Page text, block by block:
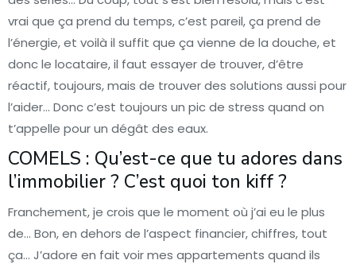
vrai que ça prend du temps, c’est pareil, ça prend de
l’énergie, et voilà il suffit que ça vienne de la douche, et
donc le locataire, il faut essayer de trouver, d’être
réactif, toujours, mais de trouver des solutions aussi pour
l’aider… Donc c’est toujours un pic de stress quand on
t’appelle pour un dégât des eaux.
COMELS : Qu’est-ce que tu adores dans
l’immobilier ? C’est quoi ton kiff ?
Franchement, je crois que le moment où j’ai eu le plus
de… Bon, en dehors de l’aspect financier, chiffres, tout
ça… J’adore en fait voir mes appartements quand ils